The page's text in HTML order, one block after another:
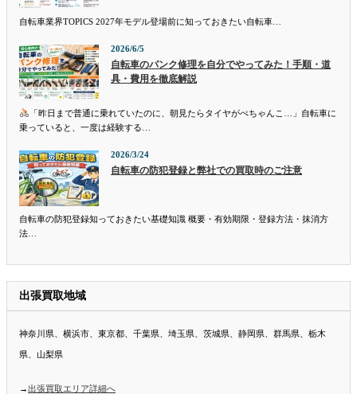
自転車業界TOPICS 2027年モデル登場前に知っておきたい自転車…
2026/6/5
自転車のパンク修理を自分でやってみた！手順・道
具・費用を徹底解説
「昨日まで普通に乗れていたのに、朝見たらタイヤがぺちゃんこ…」自転車に
乗っていると、一度は経験する…
2026/3/24
自転車の防犯登録と弊社での買取時のご注意
自転車の防犯登録知っておきたい基礎知識 概要・有効期限・登録方法・抹消方
法…
出張買取地域
神奈川県、横浜市、東京都、千葉県、埼玉県、茨城県、静岡県、群馬県、栃木
県、山梨県
→出張買取エリア詳細へ